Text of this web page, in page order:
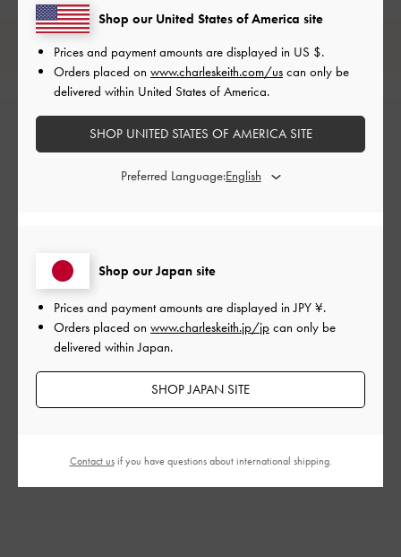
レビューは購入した方のみ投稿ができます。
ご感想をお聞かせください
Let us know what you think
Shop our Japan site
Prices and payment amounts are displayed inJPY ¥.
Orders placed on www.charleskeith.jp/jp can only be
delivered within Japan.
SHOP JAPAN SITE
Shop our United States of America site
Prices and payment amounts are displayed in US $.
Orders placed on www.charleskeith.com/us can only be
delivered within United States of America.
SHOP UNITED STATES OF AMERICA SITE
Preferred Language:
Contact usif you have questions about international shipping.